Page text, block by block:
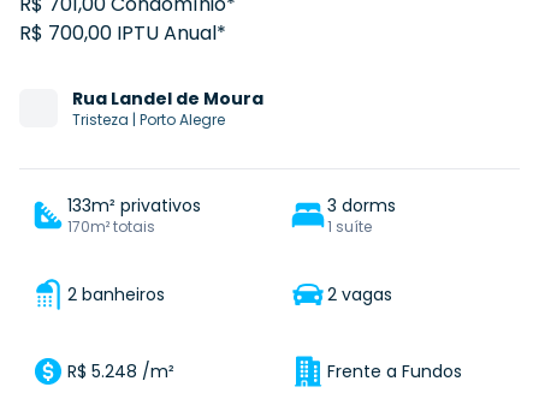
R$ 700,00 IPTU Anual*
Rua Landel de Moura
Tristeza | Porto Alegre
133m² privativos
170m² totais
3 dorms
1 suíte
2 banheiros 2 vagas
R$ 5.248 /m² Frente a Fundos